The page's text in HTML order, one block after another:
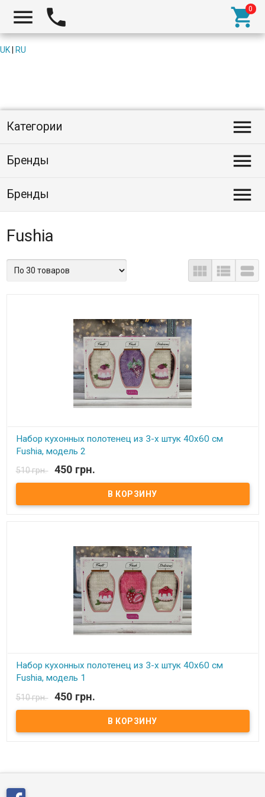
  
UK RU
Категории 
Бренды 
Бренды 
Fushia
  
Набор кухонных полотенец из 3-х штук 40x60 см
Fushia, модель 2
В наличии
Набор кухонных полотенец из 3-х штук 40x60 см В наборе 3-
штучки, размер 40x60 см Плотность: 420/м2 Состав: махра, 100%
хлопок. Ткань махровая, очень мягкие и приятные на ощупь
510 грн. 450 грн.
Набор кухонных полотенец из 3-х штук 40x60 см
Fushia, модель 1
В наличии
Набор кухонных полотенец из 3-х штук 40x60 см В наборе 3-
штучки, размер 40x60 см Плотность: 420/м2 Состав: махра, 100%
хлопок. Ткань махровая, очень мягкие и приятные на ощупь
510 грн. 450 грн.